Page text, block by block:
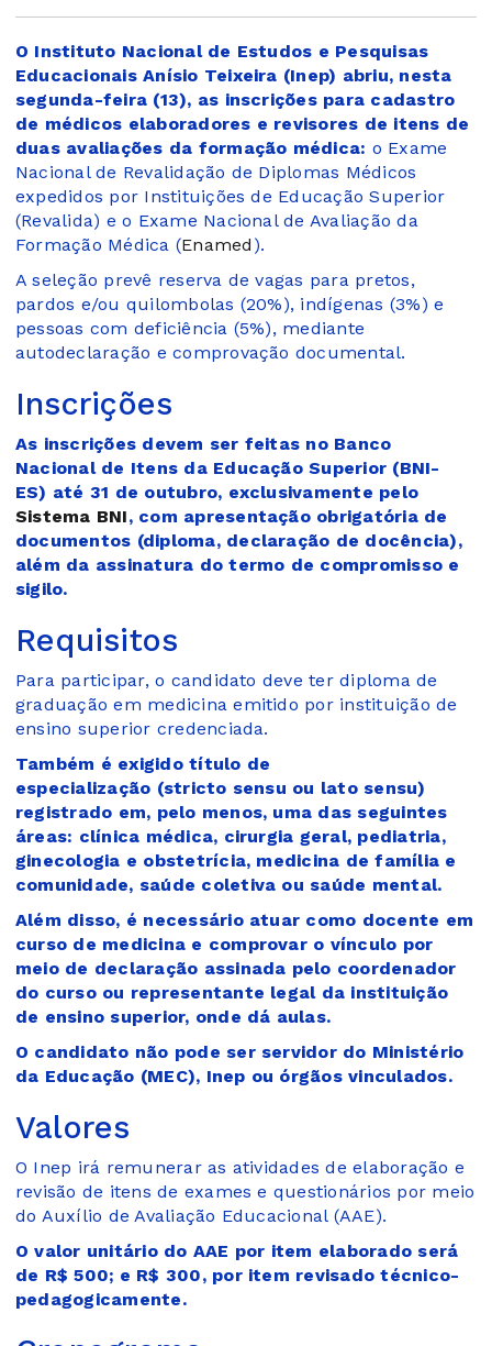
O Instituto Nacional de Estudos e Pesquisas
Educacionais Anísio Teixeira (Inep) abriu, nesta
segunda-feira (13), as inscrições para cadastro
de médicos elaboradores e revisores de itens de
duas avaliações da formação médica: o Exame
Nacional de Revalidação de Diplomas Médicos
expedidos por Instituições de Educação Superior
(Revalida) e o Exame Nacional de Avaliação da
Formação Médica (Enamed ).
A seleção prevê reserva de vagas para pretos,
pardos e/ou quilombolas (20%), indígenas (3%) e
pessoas com deficiência (5%), mediante
autodeclaração e comprovação documental.
Inscrições
As inscrições devem ser feitas no Banco
Nacional de Itens da Educação Superior (BNI-
ES) até 31 de outubro, exclusivamente pelo
Sistema BNI, com apresentação obrigatória de
documentos (diploma, declaração de docência),
além da assinatura do termo de compromisso e
sigilo.
Requisitos
Para participar, o candidato deve ter diploma de
graduação em medicina emitido por instituição de
ensino superior credenciada.
Também é exigido título de
especialização (stricto sensu ou lato sensu)
registrado em, pelo menos, uma das seguintes
áreas: clínica médica, cirurgia geral, pediatria,
ginecologia e obstetrícia, medicina de família e
comunidade, saúde coletiva ou saúde mental.
Além disso, é necessário atuar como docente em
curso de medicina e comprovar o vínculo por
meio de declaração assinada pelo coordenador
do curso ou representante legal da instituição
de ensino superior, onde dá aulas.
O candidato não pode ser servidor do Ministério
da Educação (MEC), Inep ou órgãos vinculados.
Valores
O Inep irá remunerar as atividades de elaboração e
revisão de itens de exames e questionários por meio
do Auxílio de Avaliação Educacional (AAE).
O valor unitário do AAE por item elaborado será
de R$ 500; e R$ 300, por item revisado técnico-
pedagogicamente.